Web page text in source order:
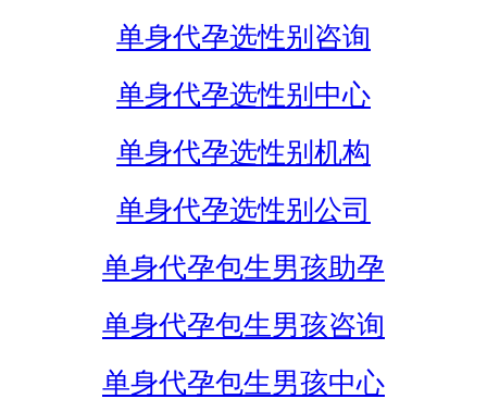
单身代孕选性别咨询
单身代孕选性别中心
单身代孕选性别机构
单身代孕选性别公司
单身代孕包生男孩助孕
单身代孕包生男孩咨询
单身代孕包生男孩中心